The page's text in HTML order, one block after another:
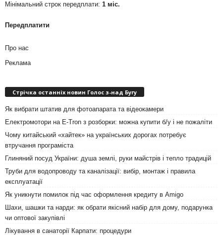
Мінімальний строк передплати: 1 міс.
Передплатити
Про нас
Реклама
Стрічка останніх новин Голос з-над Бугу
Як вибрати штатив для фотоапарата та відеокамери
Електромотори на E-Tron з розборки: можна купити б/у і не пожаліти
Чому китайський «хайтек» на українських дорогах потребує
втручання програміста
Глиняний посуд України: душа землі, руки майстрів і тепло традицій
Труби для водопроводу та каналізації: вибір, монтаж і правила
експлуатації
Як уникнути помилок під час оформлення кредиту в Amigo
Шахи, шашки та нарди: як обрати якісний набір для дому, подарунка
чи оптової закупівлі
Лікування в санаторії Карпати: процедури